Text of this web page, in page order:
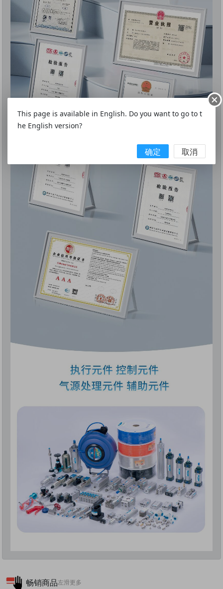
畅销商品左滑更多
This page is available in English. Do you want to go to t
he English version?
确定 取消